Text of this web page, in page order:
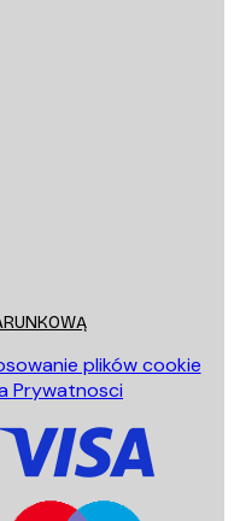
plików cookie
Prywatnosci